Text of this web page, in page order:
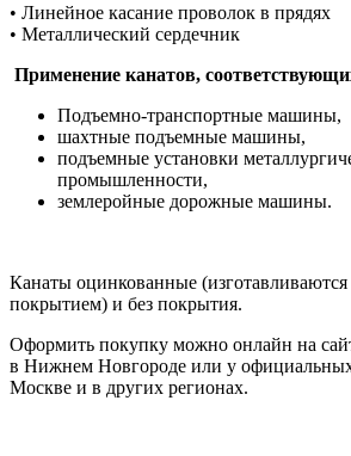
• Линейное касание проволок в прядях
• Металлический сердечник
Применение канатов,
Подъемно-транспортные машины,
шахтные подъемные машины,
подъемные установки
промышленности,
землеройные дорожные машины.
Канаты оцинкованные
покрытием) и без покрытия.
Оформить покупку можно онлайн на
в Нижнем Новгороде или у официальных
Москве и в других регионах.